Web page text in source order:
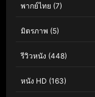
พากย์ไทย (7)
มิตรภาพ (5)
รีวิวหนัง (448)
หนัง HD (163)